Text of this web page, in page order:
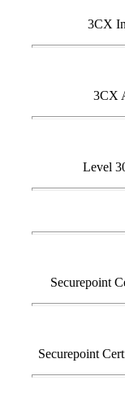
3CX
3CX
Level
Securepoint
Securepoint